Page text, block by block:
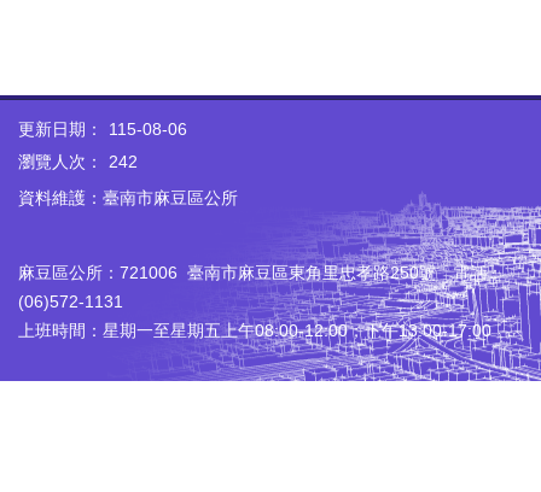
更新日期：
115-08-06
瀏覽人次：
242
資料維護：臺南市麻豆區公所
麻豆區公所：721006 臺南市麻豆區東角里忠孝路250號 電話：
(06)572-1131
上班時間：星期一至星期五上午08:00-12:00；下午13:00-17:00